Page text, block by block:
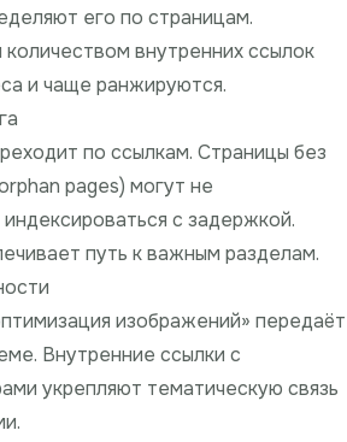
его по страницам.
внутренних ссылок
и чаще ранжируются.
по ссылкам. Страницы без
pages) могут не
с задержкой.
путь к важным разделам.
изображений» передаёт
Внутренние ссылки с
укрепляют тематическую связь